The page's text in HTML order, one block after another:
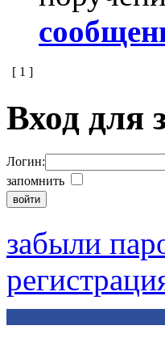
[ 1 ]
Вход для
Логин:
запомнить
забыли